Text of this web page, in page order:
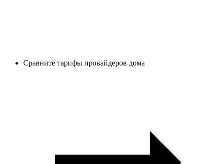
Сравните тарифы провайдеров дома